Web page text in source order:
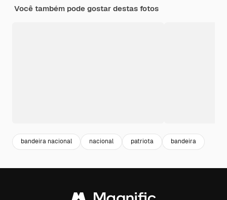
Você também pode gostar destas fotos
bandeira nacional nacional patriota bandeira